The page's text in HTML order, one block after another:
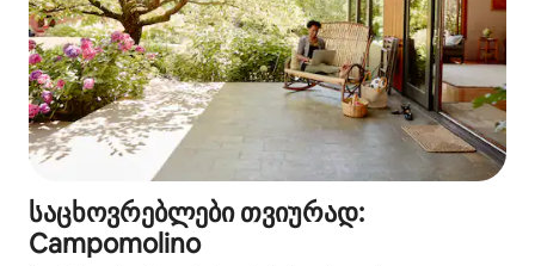
საცხოვრებლები თვიურად:
Campomolino